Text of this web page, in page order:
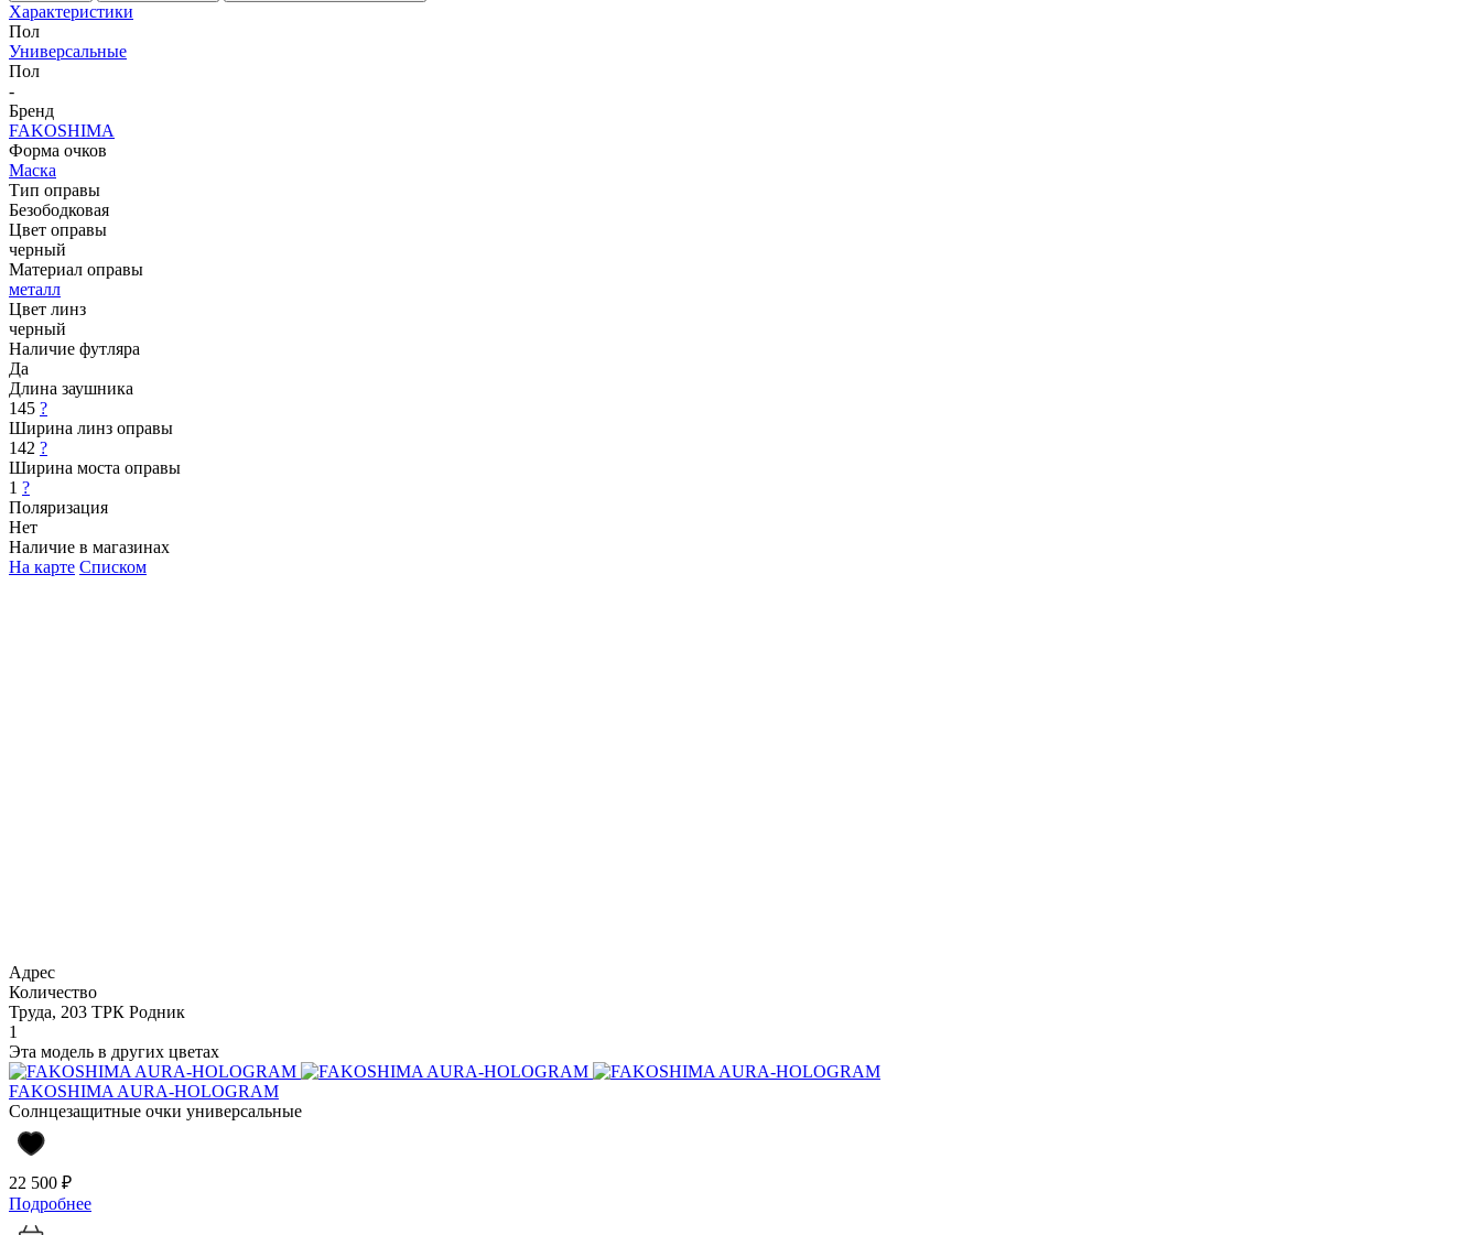
Характеристики
Пол
Универсальные
Пол
-
Бренд
FAKOSHIMA
Форма очков
Маска
Тип оправы
Безободковая
Цвет оправы
черный
Материал оправы
металл
Цвет линз
черный
Наличие футляра
Да
Длина заушника
145 ?
Ширина линз оправы
142 ?
Ширина моста оправы
1 ?
Поляризация
Нет
Наличие в магазинах
На карте Списком
Адрес
Количество
Труда, 203 ТРК Родник
1
Эта модель в других цветах
FAKOSHIMA AURA-HOLOGRAM
Солнцезащитные очки универсальные
22 500 ₽
Подробнее